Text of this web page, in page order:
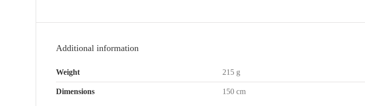
Additional information
Weight 215 g
Dimensions 150 cm